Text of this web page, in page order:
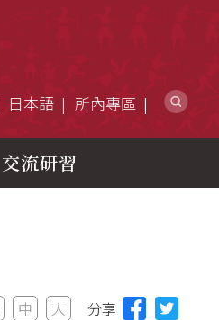
日本語 所內專區
交流研習
中 大 分享